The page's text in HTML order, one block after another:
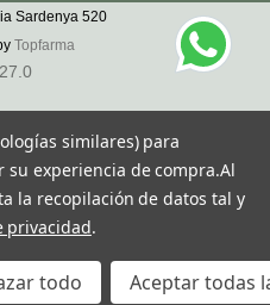
Sardenya 520
Topfarma
similares) para
su experiencia de compra.Al
la recopilación de datos tal y
privacidad.
todo Aceptar todas